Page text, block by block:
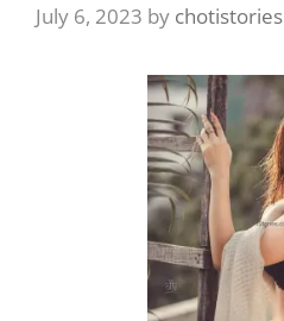
July 6, 2023 by chotistories